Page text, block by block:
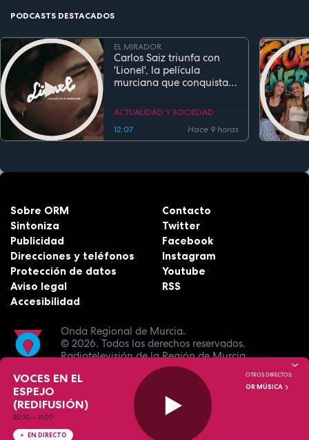
PODCASTS DESTACADOS
EL MIRADOR
Carlos Saiz triunfa con
'Lionel', la película
murciana que conquista
estreno
ACTUALIDAD Y SOCIEDAD
12:07
Hace 9 horas
Onda Regional de Murcia.
© 2026. Todos los derechos reservados.
Radiotelevisión de la Región de Murcia.
Sobre ORM
Sintoniza
Publicidad
Direcciones y teléfonos
Protección de datos
Aviso legal
Accesibilidad
Contacto
Twitter
Facebook
Instagram
Youtube
RSS
VOCES EN EL
ESPEJO
(REDIFUSIÓN)
20:30—21:00
EN DIRECTO
OTROS DIRECTOS:
OR MÚSICA